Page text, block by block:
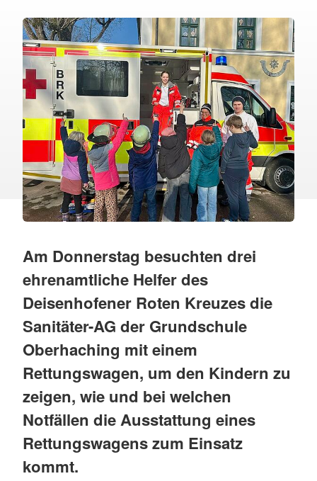
Am Donnerstag besuchten drei
ehrenamtliche Helfer des
Deisenhofener Roten Kreuzes die
Sanitäter-AG der Grundschule
Oberhaching mit einem
Rettungswagen, um den Kindern zu
zeigen, wie und bei welchen
Notfällen die Ausstattung eines
Rettungswagens zum Einsatz
kommt.